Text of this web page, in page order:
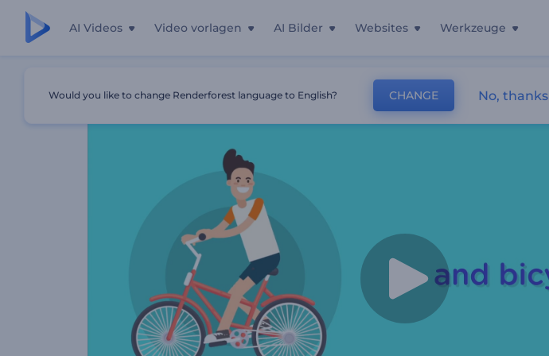
AI Videos Video vorlagen AI Bilder Websites Werkzeuge
Would you like to change Renderforest language to English? CHANGE No, thanks